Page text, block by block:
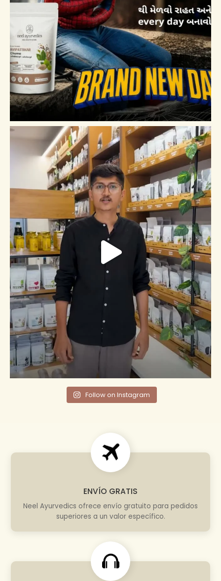
Follow on Instagram
ENVÍO GRATIS
Neel Ayurvedics ofrece envío gratuito para pedidos
superiores a un valor específico.